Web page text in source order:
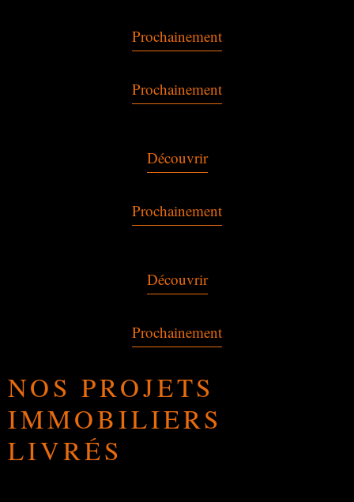
Prochainement
Prochainement
Découvrir
Prochainement
Découvrir
Prochainement
NOS PROJETS
IMMOBILIERS
LIVRÉS